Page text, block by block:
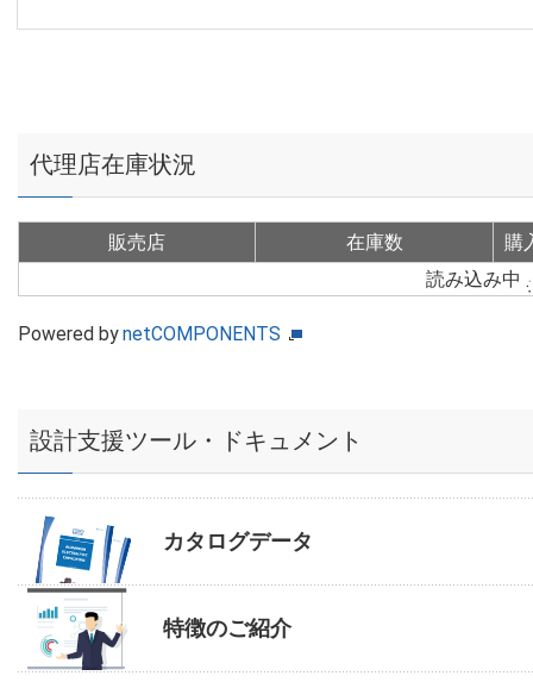
代理店在庫状況
販売店 在庫数
購
読み込み中
Powered bynetCOMPONENTS
設計支援ツール・ドキュメント
カタログデータ
特徴のご紹介